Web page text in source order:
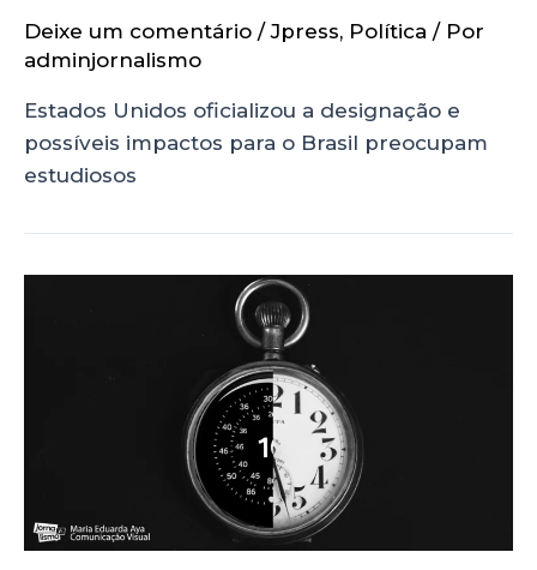
Deixe um comentário /Jpress, Política / Por
adminjornalismo
Estados Unidos oficializou a designação e
possíveis impactos para o Brasil preocupam
estudiosos